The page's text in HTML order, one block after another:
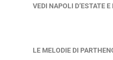
VEDI NAPOLI D’ESTATE
LE MELODIE DI